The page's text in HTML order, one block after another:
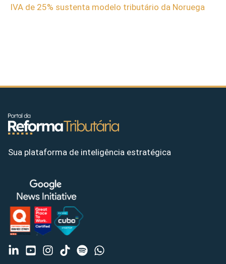
IVA de 25% sustenta modelo tributário da Noruega
Sua plataforma de inteligência estratégica